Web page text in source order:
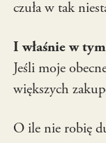
czuła w tak
I właśnie w
Jeśli moje
większych
O ile nie robię